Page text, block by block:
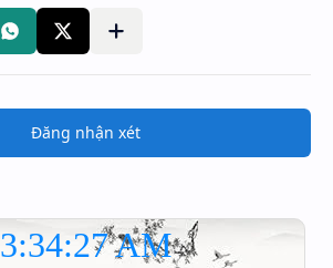
Đăng nhận xét
3:34:27 AM